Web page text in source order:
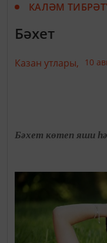
КАЛӘМ
Бәхет
Казан утлары, 10
Бәхет көтеп яши